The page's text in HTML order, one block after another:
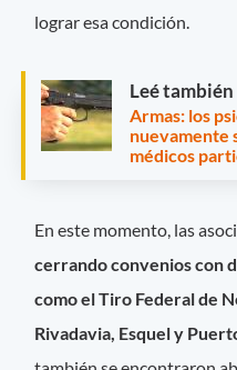
lograr esa condición.
Leé también
Armas: los
nuevamente
médicos
En este momento, las
cerrando convenios con
como el Tiro Federal de
Rivadavia, Esquel y